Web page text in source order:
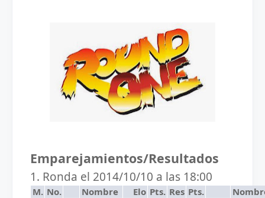
Emparejamientos/Resultados
1. Ronda el 2014/10/10 a las 18:00
M. No. Nombre Elo Pts. Res Pts.